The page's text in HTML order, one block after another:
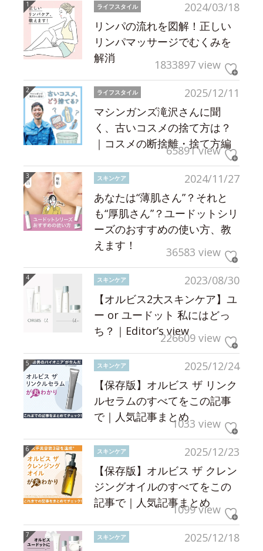
2024/03/18
ライフスタイル
リンパの流れを図解！正しい
リンパマッサージでむくみを
解消
1833897 view
2025/12/11
ライフスタイル
マシンガンズ滝沢さんに聞
く、古いコスメの捨て方は？
｜コスメの断捨離・捨て方編
65891 view
2024/11/27
スキンケア
あなたは“薄肌さん”？それと
も“厚肌さん”？ユードットシリ
ーズのおすすめの使い方、教
えます！
36583 view
2023/08/30
スキンケア
【オルビス2大スキンケア】ユ
ー or ユードット 私にはどっ
ち？｜Editor’s view226609 view
2025/12/24
スキンケア
【保存版】オルビス ザ リンク
ルセラムのすべてをこの記事
で｜人気記事まとめ1033 view
2025/12/23
スキンケア
【保存版】オルビス ザ クレン
ジングオイルのすべてをこの
記事で｜人気記事まとめ
1099 view
2025/12/18
スキンケア